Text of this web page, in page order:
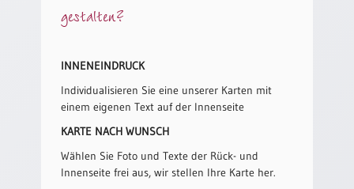
Abendmahlszulassung
Kirchen(wieder)eintritt
Urkunden
gestalten?
INNENEINDRUCK
Individualisieren Sie eine unserer Karten mit
einem eigenen Text auf der Innenseite
KARTE NACH WUNSCH
Wählen Sie Foto und Texte der Rück- und
Innenseite frei aus, wir stellen Ihre Karte her.